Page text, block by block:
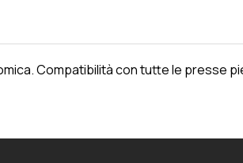
Compatibilità con tutte le presse